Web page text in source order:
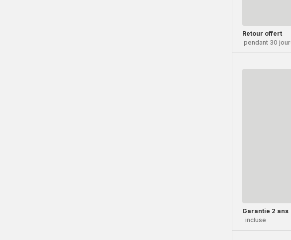
Retour offert
pendant 30
Garantie 2 ans
incluse